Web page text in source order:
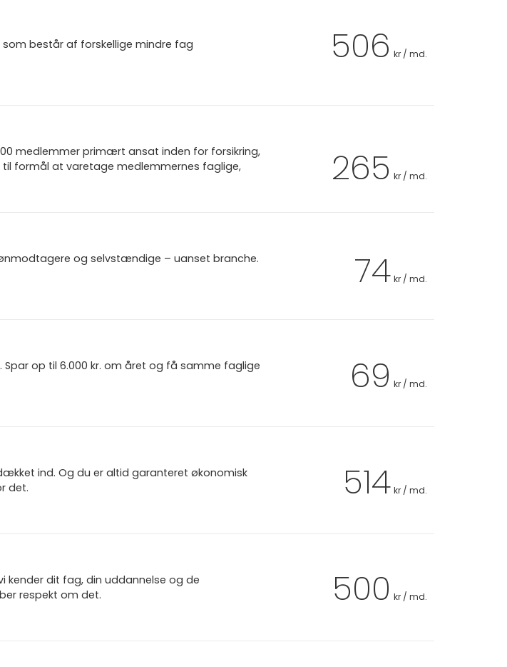
består af forskellige mindre fag
506 kr / md.
medlemmer primært ansat inden for forsikring,
formål at varetage medlemmernes faglige,
265 kr / md.
og selvstændige – uanset branche.
74 kr / md.
op til 6.000 kr. om året og få samme faglige
69 kr / md.
ind. Og du er altid garanteret økonomisk
det.
514 kr / md.
kender dit fag, din uddannelse og de
respekt om det.
500 kr / md.